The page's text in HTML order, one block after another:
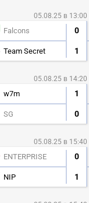
05.08.25 в 13:00
Falcons 0
Team Secret 1
05.08.25 в 14:20
w7m 1
SG 0
05.08.25 в 15:40
ENTERPRISE 0
NIP 1